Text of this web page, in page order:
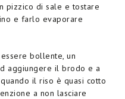
pizzico di sale e tostare
e farlo evaporare
bollente, un
aggiungere il brodo e a
il riso è quasi cotto
a non lasciare